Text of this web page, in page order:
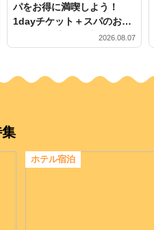
パをお得に満喫しよう！
1dayチケット＋スパのお得
なセットプランも新登場2026.08.07
ホテル宿泊